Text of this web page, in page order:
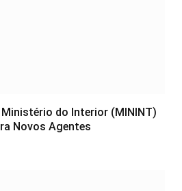
do Interior (MININT)
Novos Agentes